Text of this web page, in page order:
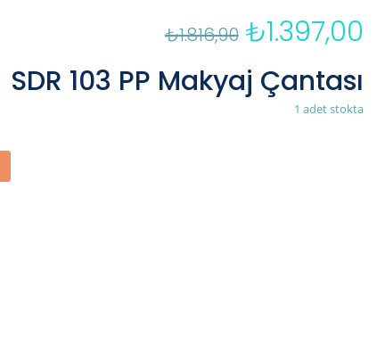
₺1.816,90 Orijinal
fiyat:
₺1.816,90.
₺1.397,00
SDR 103 PP Makyaj Çantası
1 adet stokta